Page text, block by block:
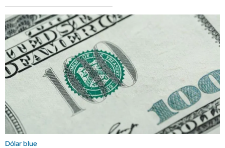
Dólar blue